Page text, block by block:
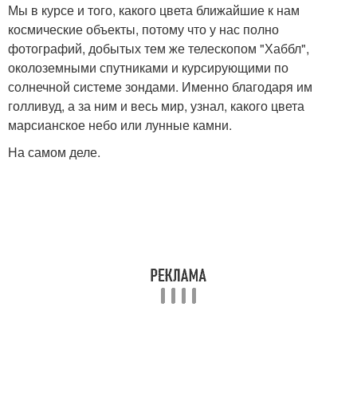
Мы в курсе и того, какого цвета ближайшие к нам
космические объекты, потому что у нас полно
фотографий, добытых тем же телескопом "Хаббл",
околоземными спутниками и курсирующими по
солнечной системе зондами. Именно благодаря им
голливуд, а за ним и весь мир, узнал, какого цвета
марсианское небо или лунные камни.
На самом деле.